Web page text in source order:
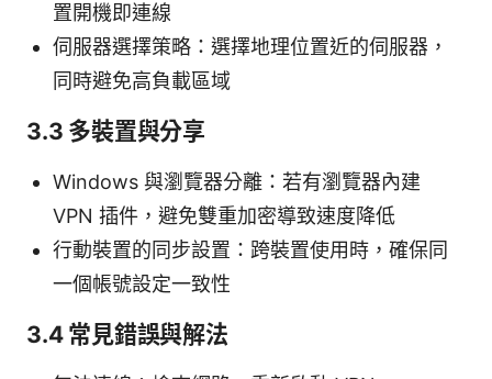
置開機即連線
伺服器選擇策略：選擇地理位置近的伺服器，
同時避免高負載區域
3.3 多裝置與分享
Windows 與瀏覽器分離：若有瀏覽器內建
VPN 插件，避免雙重加密導致速度降低
行動裝置的同步設置：跨裝置使用時，確保同
一個帳號設定一致性
3.4 常見錯誤與解法